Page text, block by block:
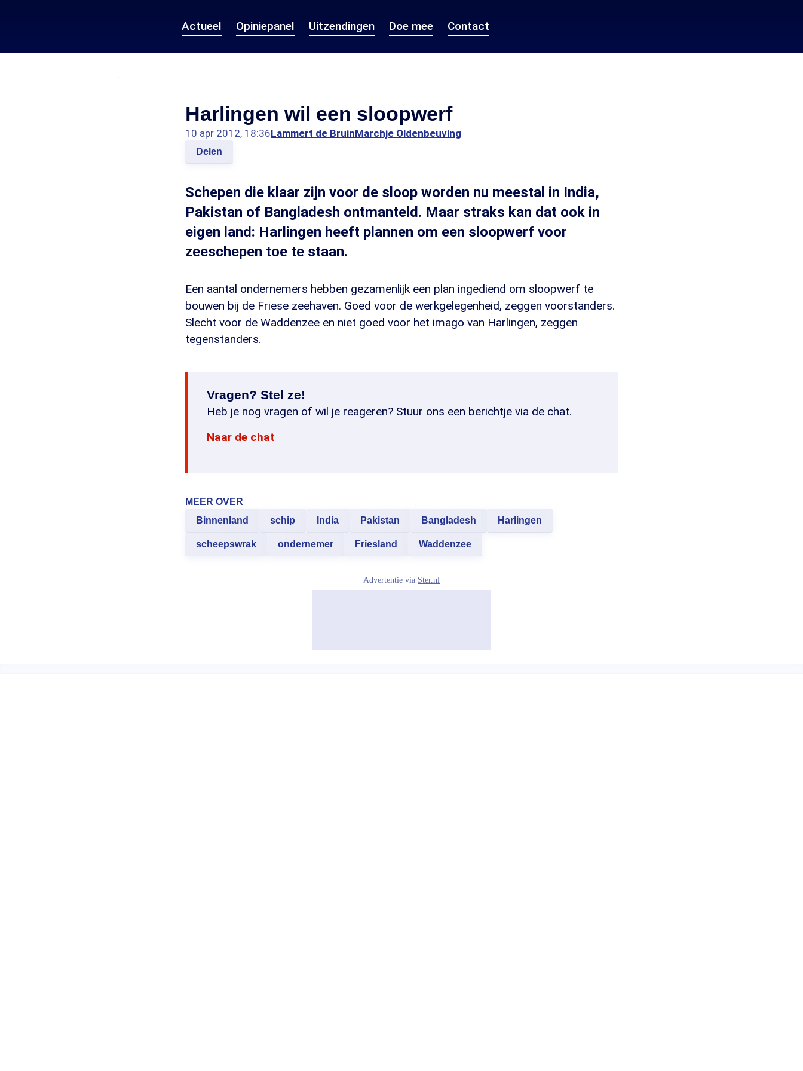
Actueel Opiniepanel Uitzendingen Doe mee Contact
Harlingen wil een sloopwerf
10 apr 2012, 18:36Lammert de BruinMarchje Oldenbeuving
Delen
Schepen die klaar zijn voor de sloop worden nu meestal in India,
Pakistan of Bangladesh ontmanteld. Maar straks kan dat ook in
eigen land: Harlingen heeft plannen om een sloopwerf voor
zeeschepen toe te staan.
Een aantal ondernemers hebben gezamenlijk een plan ingediend om sloopwerf te
bouwen bij de Friese zeehaven. Goed voor de werkgelegenheid, zeggen voorstanders.
Slecht voor de Waddenzee en niet goed voor het imago van Harlingen, zeggen
tegenstanders.
Vragen? Stel ze!
Heb je nog vragen of wil je reageren? Stuur ons een berichtje via de chat.
Naar de chat
MEER OVER
Binnenland
schip India Pakistan Bangladesh Harlingen
scheepswrak ondernemer Friesland Waddenzee
Advertentie via Ster.nl